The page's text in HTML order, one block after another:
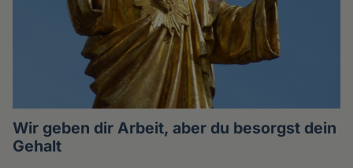
Wir geben dir Arbeit, aber du besorgst dein
Gehalt